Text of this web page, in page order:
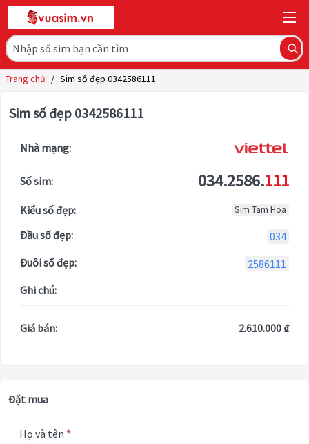
Trang chủ / Sim số đẹp 0342586111
Sim số đẹp 0342586111
Nhà mạng:
Số sim: 034.2586.111
Kiểu số đẹp: Sim Tam Hoa
Đầu số đẹp:
034
Đuôi số đẹp:
2586111
Ghi chú:
Giá bán: 2.610.000 ₫
Đặt mua
Họ và tên *